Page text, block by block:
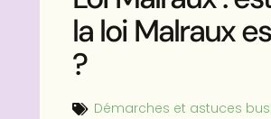
la loi Malraux
?
Démarches et astuces